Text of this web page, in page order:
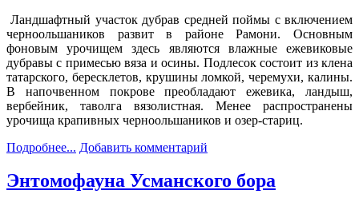
Ландшафтный участок дубрав средней поймы с включением
черноольшаников развит в районе Рамони. Основным
фоновым урочищем здесь являются влажные ежевиковые
дубравы с примесью вяза и осины. Подлесок состоит из клена
татарского, бересклетов, крушины ломкой, черемухи, калины.
В напочвенном покрове преобладают ежевика, ландыш,
вербейник, таволга вязолистная. Менее распространены
урочища крапивных черноольшаников и озер-стариц.
Подробнее... Добавить комментарий
Энтомофауна Усманского бора